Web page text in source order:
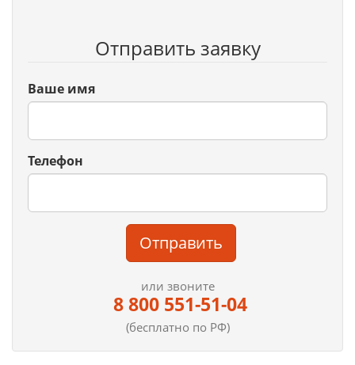
Отправить заявку
Ваше имя
Телефон
Отправить
или звоните
8 800 551-51-04
(бесплатно по РФ)